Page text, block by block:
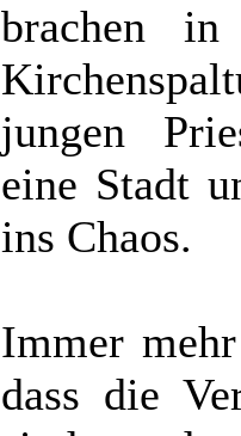
brachen
jungen
eine Stadt
ins Chaos.
Immer
dass die